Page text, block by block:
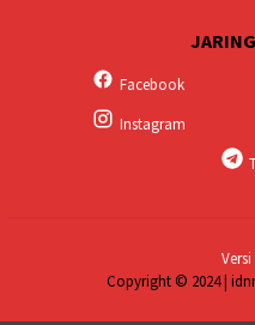
Facebook
Instagram
Copyright © 2024 |